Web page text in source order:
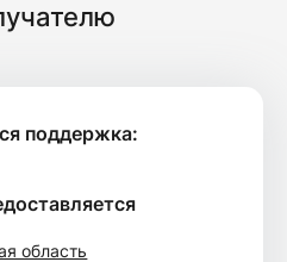
поддержка:
область